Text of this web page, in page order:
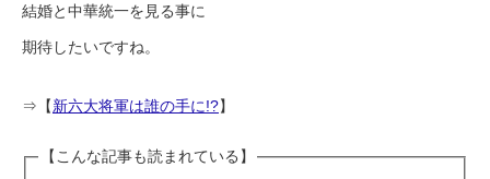
結婚と中華統一を見る事に
期待したいですね。
⇒【新六大将軍は誰の手に!?】
【こんな記事も読まれている】